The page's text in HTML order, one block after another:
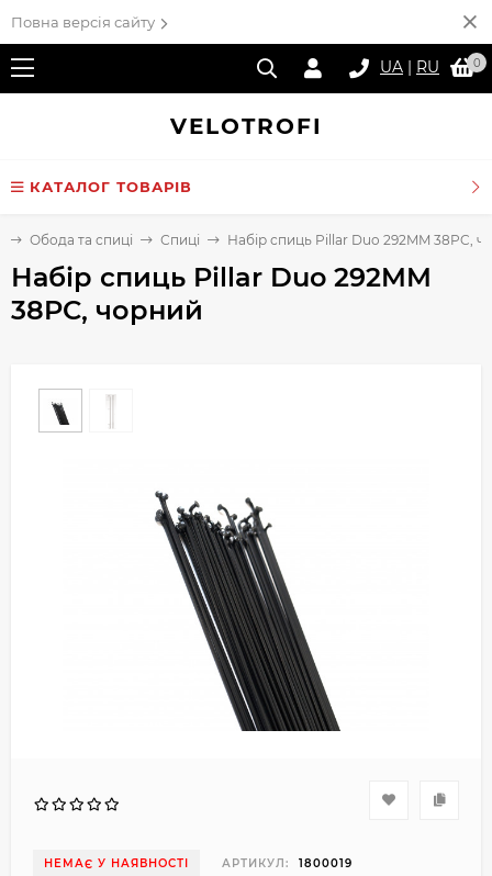
Повна версія сайту
UA | RU 0
VELOTROFI
КАТАЛОГ ТОВАРІВ
Обода та спиці Спиці Набір спиць Pillar Duo 292MM 38PC,
Набір спиць Pillar Duo 292MM
38PC, чорний
НЕМАЄ У НАЯВНОСТІ АРТИКУЛ: 1800019